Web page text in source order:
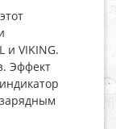
этот
и VIKING.
Эффект